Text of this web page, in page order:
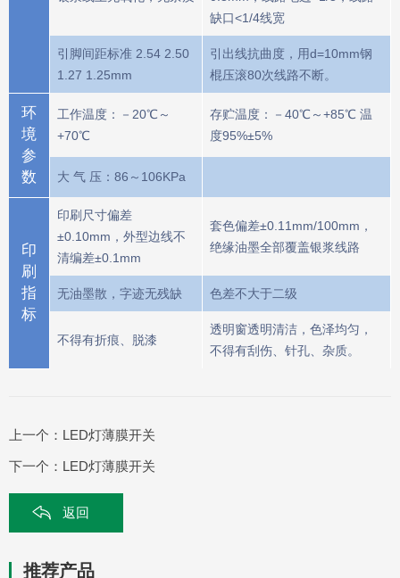
缺口<1/4线宽
引脚间距标准 2.54 2.50
1.27 1.25mm
引出线抗曲度，用d=10mm钢
棍压滚80次线路不断。
环
境
参
数
工作温度：－20℃～
+70℃
存贮温度：－40℃～+85℃ 温
度95%±5%
大 气 压：86～106KPa
印
刷
指
标
印刷尺寸偏差
±0.10mm，外型边线不
清编差±0.1mm
套色偏差±0.11mm/100mm，
绝缘油墨全部覆盖银浆线路
无油墨散，字迹无残缺 色差不大于二级
不得有折痕、脱漆
透明窗透明清洁，色泽均匀，
不得有刮伤、针孔、杂质。
上一个： LED灯薄膜开关
下一个： LED灯薄膜开关
返回
推荐产品